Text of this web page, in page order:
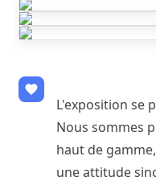
L'exposition se
Nous sommes
haut de
une attitude